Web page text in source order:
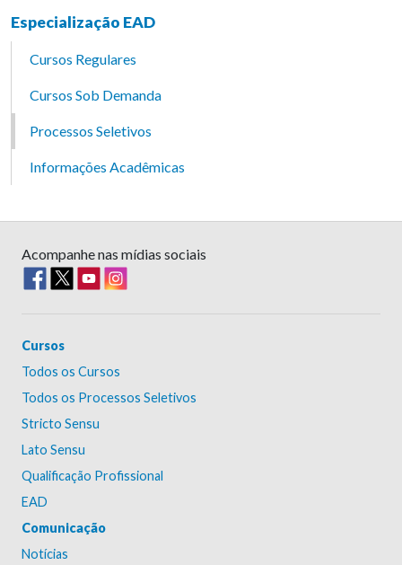
Especialização EAD
Cursos Regulares
Cursos Sob Demanda
Processos Seletivos
Informações Acadêmicas
Acompanhe nas mídias sociais
Cursos
Todos os Cursos
Todos os Processos Seletivos
Stricto Sensu
Lato Sensu
Qualificação Profissional
EAD
Comunicação
Notícias